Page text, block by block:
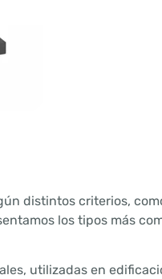
distintos criterios,
los tipos más
utilizadas en